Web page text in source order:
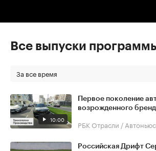
Все выпуски
За все время
10:00
Первое поколение
возрожденного
РБК Отрасли / Автоньюс
Российская Дрифт